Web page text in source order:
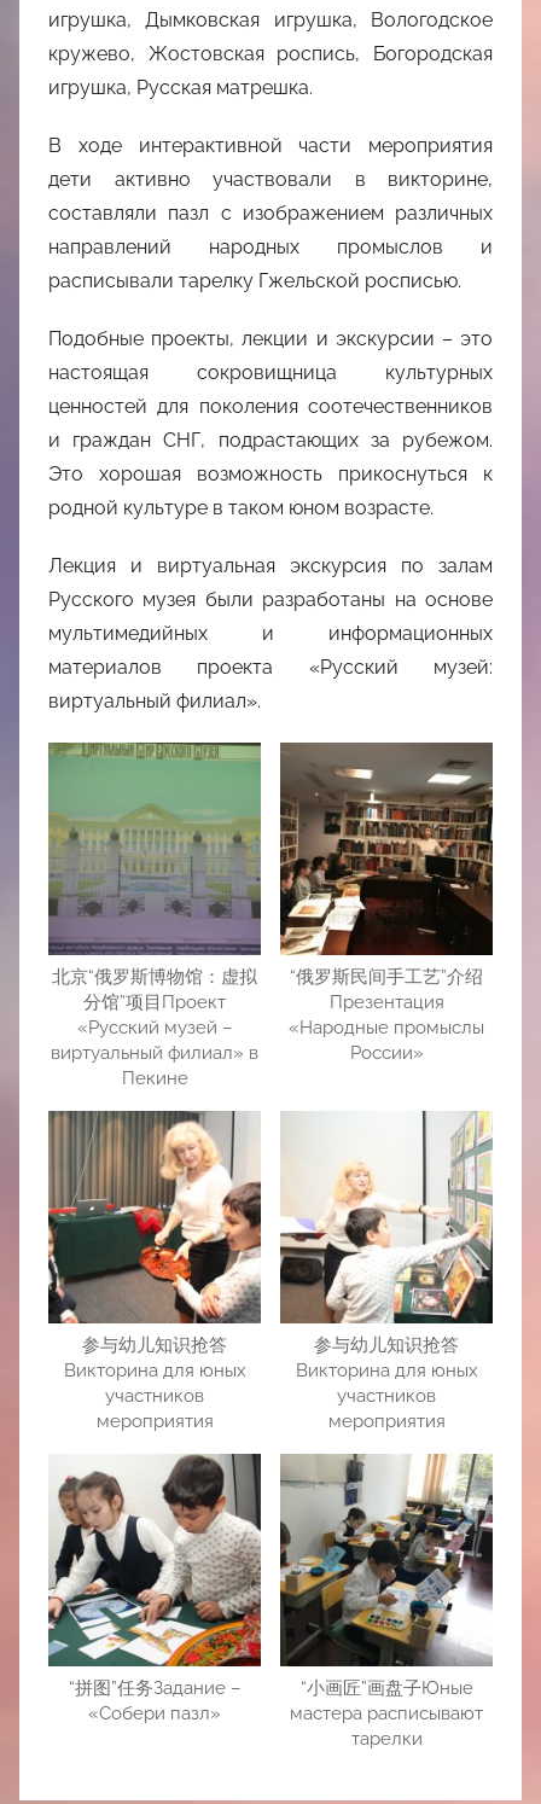
игрушка, Дымковская игрушка, Вологодское
кружево, Жостовская роспись, Богородская
игрушка, Русская матрешка.
В ходе интерактивной части мероприятия
дети активно участвовали в викторине,
составляли пазл с изображением различных
направлений народных промыслов и
расписывали тарелку Гжельской росписью.
Подобные проекты, лекции и экскурсии – это
настоящая сокровищница культурных
ценностей для поколения соотечественников
и граждан СНГ, подрастающих за рубежом.
Это хорошая возможность прикоснуться к
родной культуре в таком юном возрасте.
Лекция и виртуальная экскурсия по залам
Русского музея были разработаны на основе
мультимедийных и информационных
материалов проекта «Русский музей:
виртуальный филиал».
北京“俄罗斯博物馆：虚拟
分馆”项目Проект
«Русский музей –
виртуальный филиал» в
Пекине
“俄罗斯民间手工艺”介绍
Презентация
«Народные промыслы
России»
参与幼儿知识抢答
Викторина для юных
участников
мероприятия
参与幼儿知识抢答
Викторина для юных
участников
мероприятия
“拼图”任务Задание –
«Собери пазл»
“小画匠”画盘子Юные
мастера расписывают
тарелки